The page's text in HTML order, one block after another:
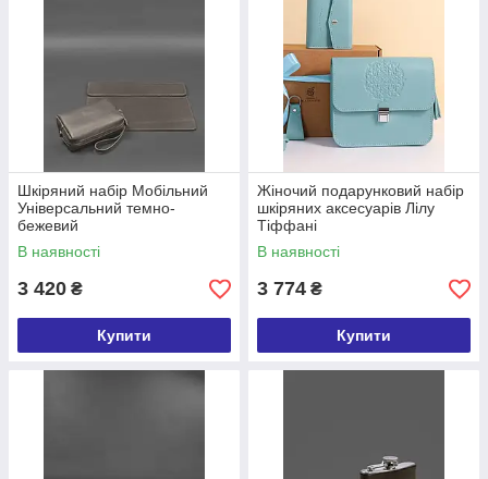
Шкіряний набір Мобільний
Універсальний темно-
бежевий
В наявності
3 420 ₴
Купити
Жіночий подарунковий набір
шкіряних аксесуарів Лілу
Тіффані
В наявності
3 774 ₴
Купити